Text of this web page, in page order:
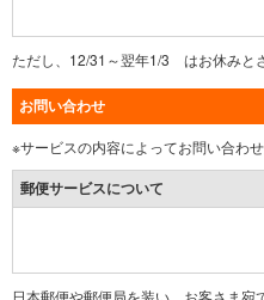
ただし、12/31～翌年1/3 はお休みと
お問い合わせ
※サービスの内容によってお問い合わせ
郵便サービスについて
日本郵便や郵便局を装い、お客さま宛